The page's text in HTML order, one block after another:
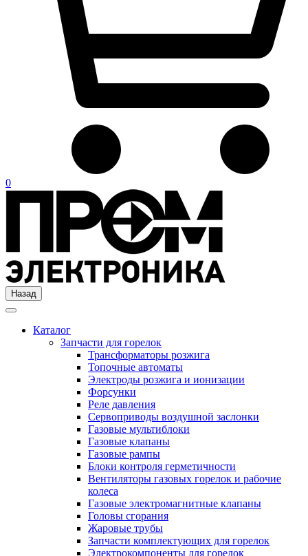
0
Назад
Каталог
Запчасти для горелок
Трансформаторы розжига
Топочные автоматы
Электроды розжига и ионизации
Форсунки
Реле давления
Сервоприводы воздушной заслонки
Газовые мультиблоки
Газовые клапаны
Газовые рампы
Блоки контроля герметичности
Вентиляторы газовых горелок и рабочие
колеса
Газовые электромагнитные клапаны
Головы сгорания
Жаровые трубы
Запчасти комплектующих для горелок
Электрокомпоненты для горелок